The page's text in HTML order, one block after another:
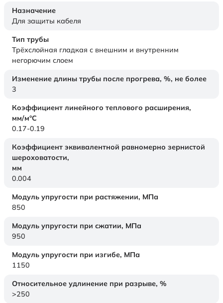
Назначение
Для защиты кабеля
Тип трубы
Трёхслойная гладкая с внешним и внутренним
негорючим слоем
Изменение длины трубы после прогрева, %, не более
3
Коэффициент линейного теплового расширения,
мм/м°С
0.17-0.19
Коэффициент эквивалентной равномерно зернистой
шероховатости,
мм
0.004
Модуль упругости при растяжении, МПа
850
Модуль упругости при сжатии, МПа
950
Модуль упругости при изгибе, МПа
1150
Относительное удлинение при разрыве, %
>250